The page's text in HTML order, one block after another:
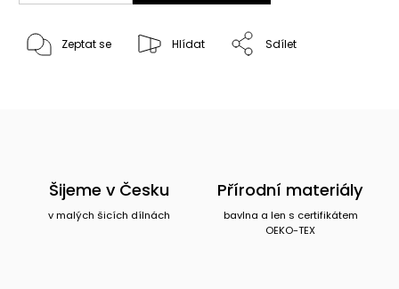
Zeptat se Hlídat Sdílet
Šijeme v Česku
v malých šicích dílnách
Přírodní materiály
bavlna a len s certifikátem
OEKO-TEX